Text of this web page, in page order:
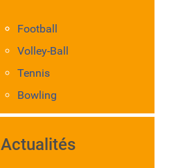
Football
Volley-Ball
Tennis
Bowling
Actualités